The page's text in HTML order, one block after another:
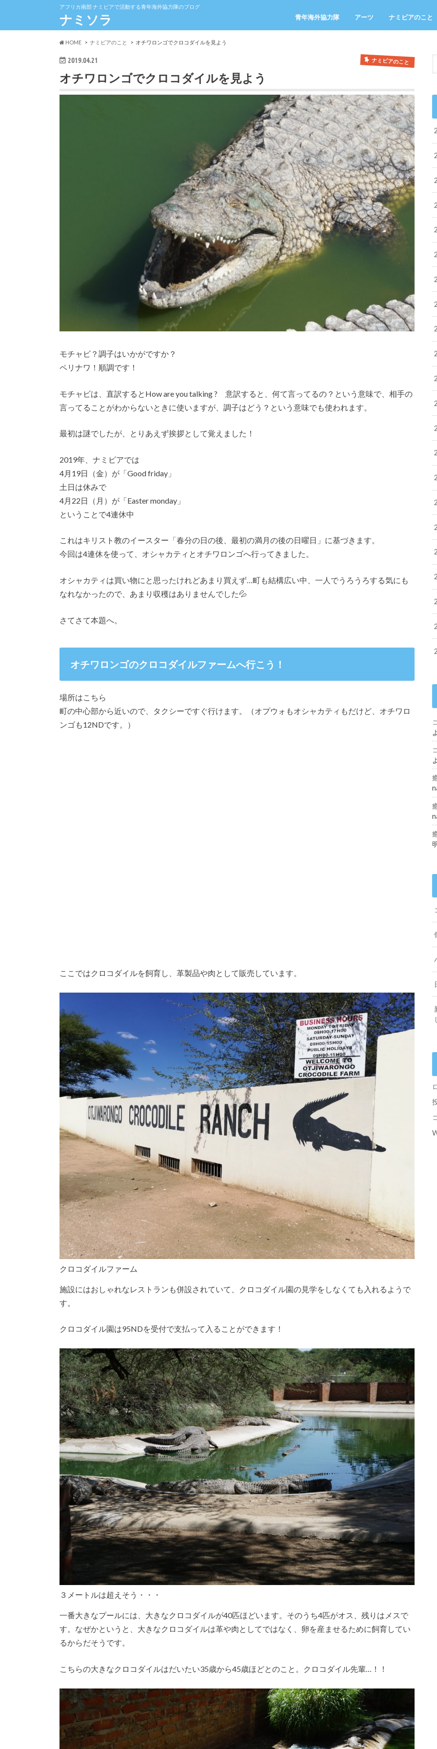
アフリカ南部 ナミビアで活動する青年海外協力隊のブログ
ナミソラ 青年海外協力隊 アーツ ナミビアのこと
HOME ナミビアのこと オチワロンゴでクロコダイルを見よう
2019.04.21 ナミビアのこと
オチワロンゴでクロコダイルを見よう
モチャビ？調子はいかがですか？
ペリナワ！順調です！
モチャビは、直訳するとHow are you talking ? 意訳すると、何て言ってるの？という意味で、相手の
言ってることがわからないときに使いますが、調子はどう？という意味でも使われます。
最初は謎でしたが、とりあえず挨拶として覚えました！
2019年、ナミビアでは
4月19日（金）が「Good friday」
土日は休みで
4月22日（月）が「Easter monday」
ということで4連休中
これはキリスト教のイースター「春分の日の後、最初の満月の後の日曜日」に基づきます。
今回は4連休を使って、オシャカティとオチワロンゴへ行ってきました。
オシャカティは買い物にと思ったけれどあまり買えず…町も結構広い中、一人でうろうろする気にも
なれなかったので、あまり収穫はありませんでした💦
さてさて本題へ。
オチワロンゴのクロコダイルファームへ行こう！
場所はこちら
町の中心部から近いので、タクシーですぐ行けます。（オプウォもオシャカティもだけど、オチワロ
ンゴも12NDです。）
ここではクロコダイルを飼育し、革製品や肉として販売しています。
クロコダイルファーム
施設にはおしゃれなレストランも併設されていて、クロコダイル園の見学をしなくても入れるようで
す。
クロコダイル園は95NDを受付で支払って入ることができます！
３メートルは超えそう・・・
一番大きなプールには、大きなクロコダイルが40匹ほどいます。そのうち4匹がオス、残りはメスで
す。なぜかというと、大きなクロコダイルは革や肉としてではなく、卵を産ませるために飼育してい
るからだそうです。
こちらの大きなクロコダイルはだいたい35歳から45歳ほどとのこと。クロコダイル先輩…！！